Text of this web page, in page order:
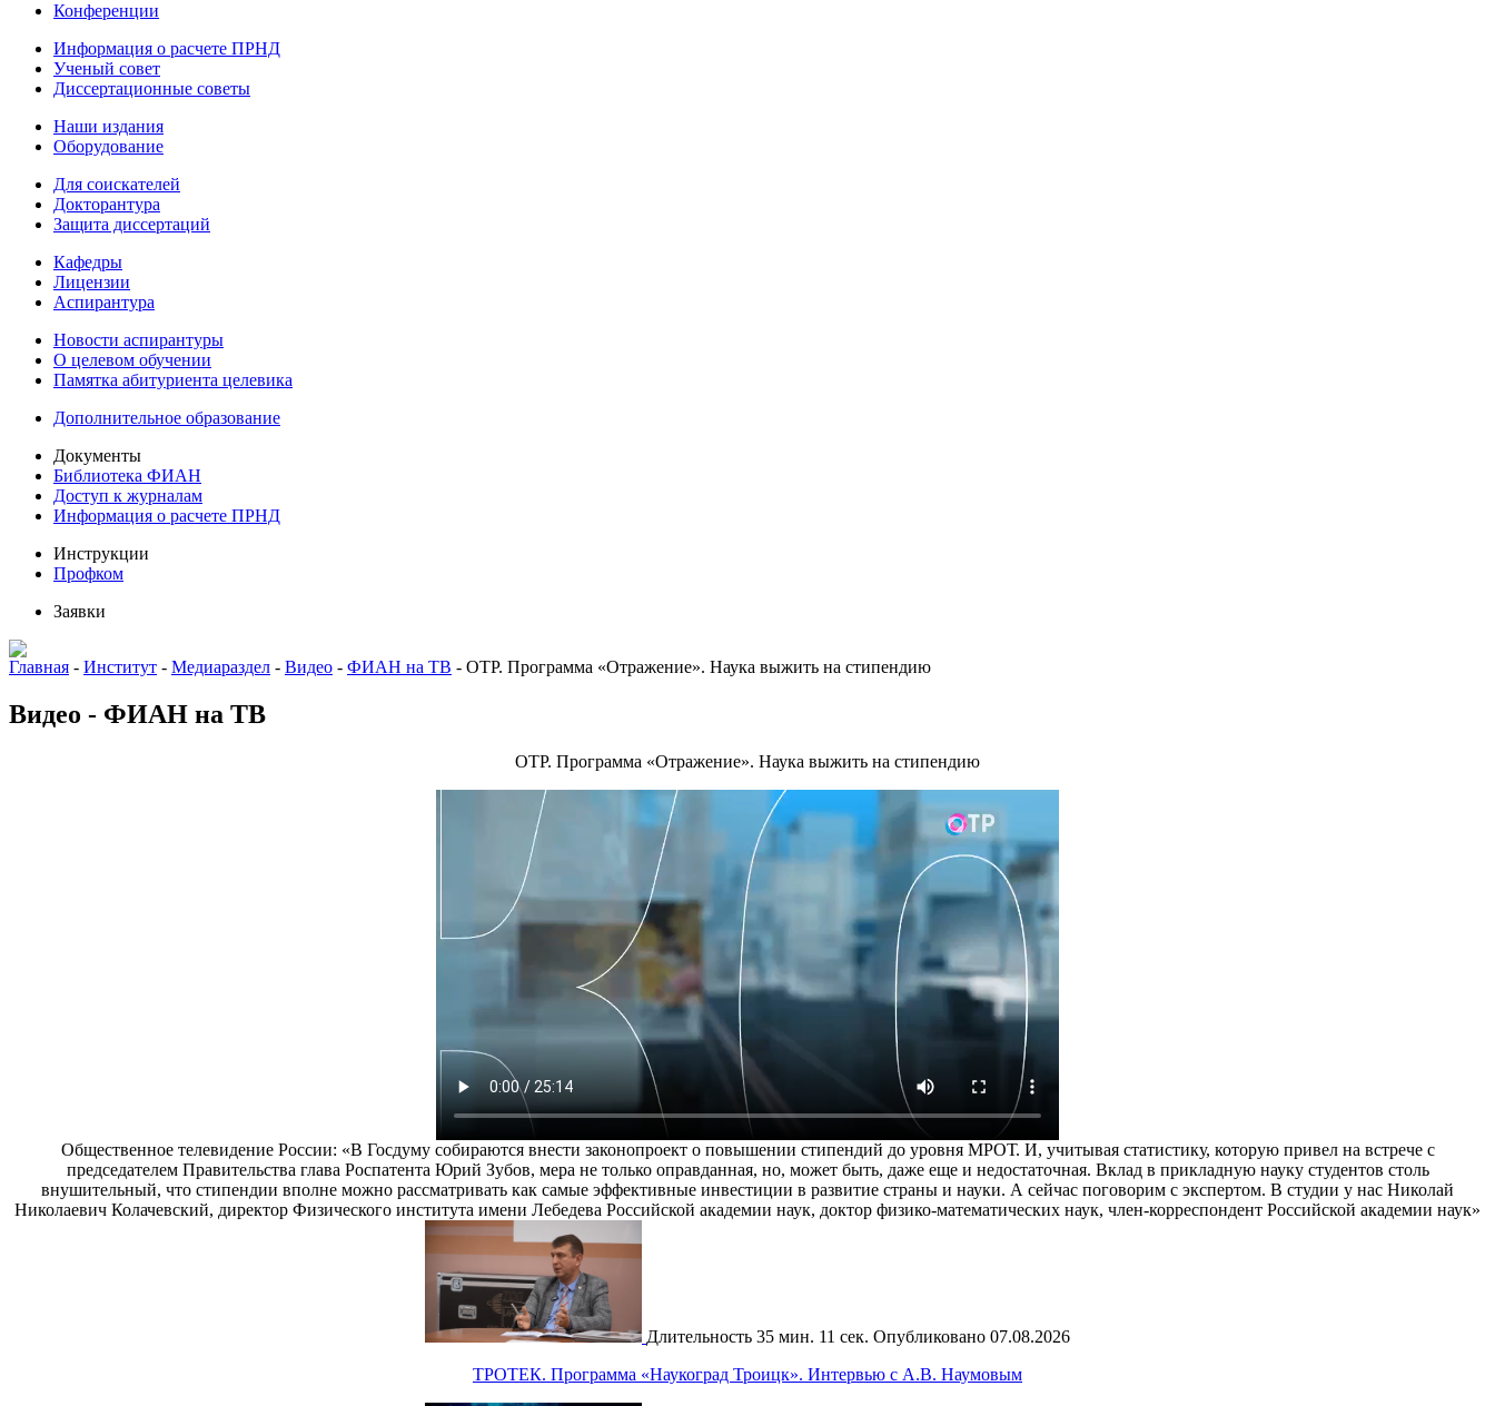
Конференции
Информация о расчете ПРНД
Ученый совет
Диссертационные советы
Наши издания
Оборудование
Для соискателей
Докторантура
Защита диссертаций
Кафедры
Лицензии
Аспирантура
Новости аспирантуры
О целевом обучении
Памятка абитуриента целевика
Дополнительное образование
Документы
Библиотека ФИАН
Доступ к журналам
Информация о расчете ПРНД
Инструкции
Профком
Заявки
Главная - Институт - Медиараздел - Видео - ФИАН на ТВ - ОТР. Программа «Отражение». Наука выжить на стипендию
Видео - ФИАН на ТВ
ОТР. Программа «Отражение». Наука выжить на стипендию
Общественное телевидение России: «В Госдуму собираются внести законопроект о повышении стипендий до уровня МРОТ. И, учитывая статистику, которую привел на встрече с
председателем Правительства глава Роспатента Юрий Зубов, мера не только оправданная, но, может быть, даже еще и недостаточная. Вклад в прикладную науку студентов столь
внушительный, что стипендии вполне можно рассматривать как самые эффективные инвестиции в развитие страны и науки. А сейчас поговорим с экспертом. В студии у нас Николай
Николаевич Колачевский, директор Физического института имени Лебедева Российской академии наук, доктор физико-математических наук, член-корреспондент Российской академии наук»
Длительность 35 мин. 11 сек. Опубликовано 07.08.2026
ТРОТЕК. Программа «Наукоград Троицк». Интервью с А.В. Наумовым